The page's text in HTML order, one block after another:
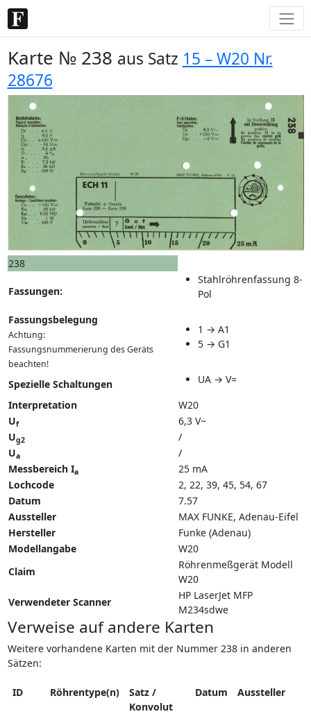
Karte № 238 aus Satz 15 – W20 Nr.
28676
238
Fassungen:
Stahlröhrenfassung 8-
Pol
Fassungsbelegung
Achtung:
Fassungsnummerierung des Geräts
beachten!
1 → A1
5 → G1
Spezielle Schaltungen
UA → V=
Interpretation
W20
Uf
6,3 V~
Ug2
/
Ua
/
Messbereich Ia
25 mA
Lochcode
2, 22, 39, 45, 54, 67
Datum
7.57
Aussteller
MAX FUNKE, Adenau-Eifel
Hersteller
Funke (Adenau)
Modellangabe
W20
Claim
Röhrenmeßgerät Modell
W20
Verwendeter Scanner
HP LaserJet MFP
M234sdwe
Verweise auf andere Karten
Weitere vorhandene Karten mit der Nummer 238 in anderen
Sätzen:
ID Röhrentype(n)
Satz /
Konvolut
Datum Aussteller